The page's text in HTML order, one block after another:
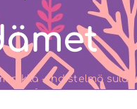
-yhdistelmä